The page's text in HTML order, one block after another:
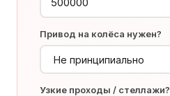
Привод на колёса нужен?
Узкие проходы / стеллажи?